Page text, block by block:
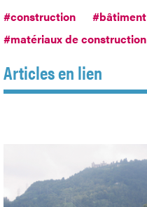
#construction #bâtiment
#matériaux de construction
Articles en lien